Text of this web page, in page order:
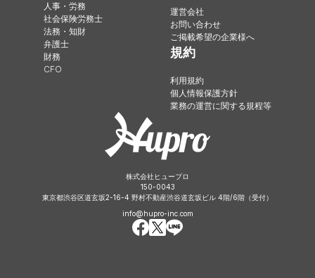
人事・労務
社会保険労務士
法務・知財
弁護士
財務
CFO
運営会社
お問い合わせ
ご掲載希望の企業様へ
規約
利用規約
個人情報保護方針
業務の運営に関する規程等
株式会社ヒュープロ
150-0043
東京都渋谷区道玄坂2-16-4 野村不動産渋谷道玄坂ビル 4階/6階（受付）
info@hupro-inc.com